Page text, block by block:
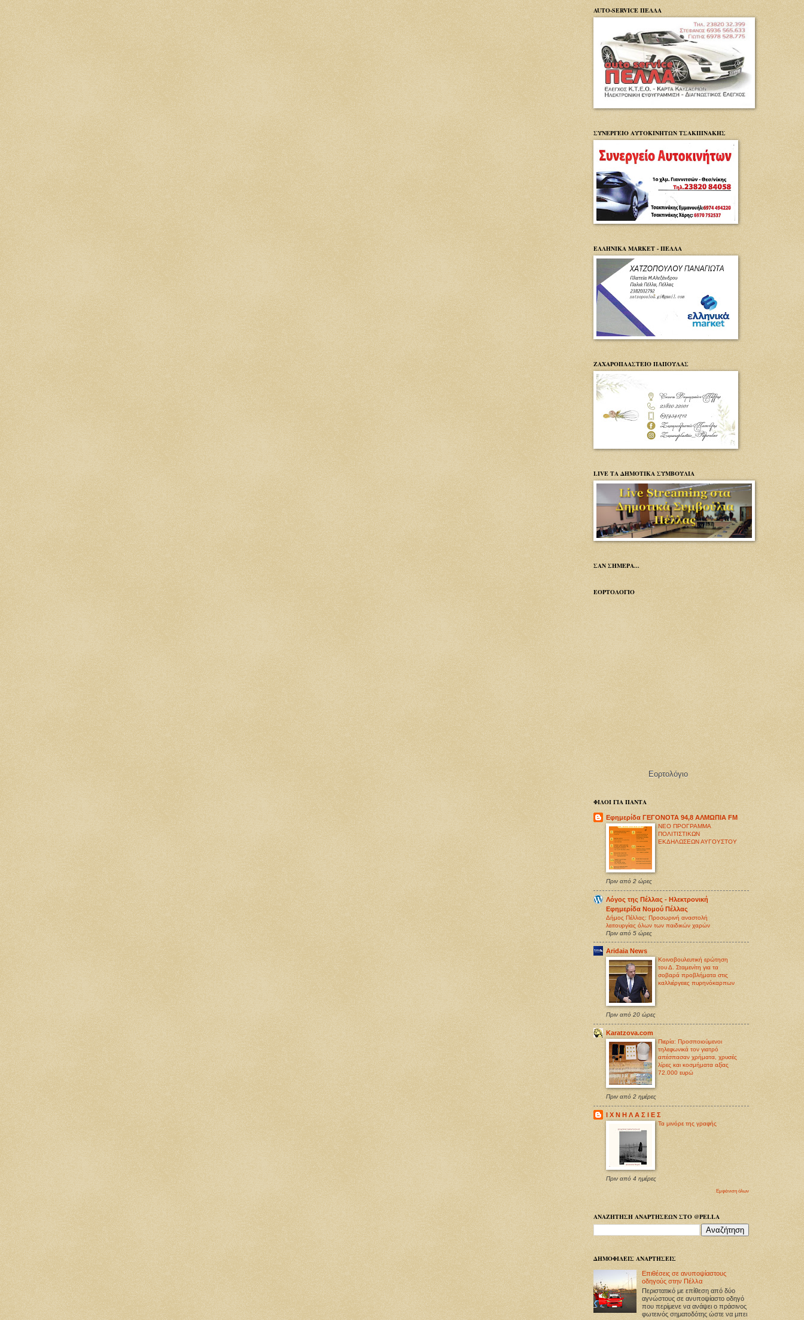
AUTO-SERVICE ΠΕΛΛΑ
ΣΥΝΕΡΓΕΙΟ ΑΥΤΟΚΙΝΗΤΩΝ ΤΣΑΚΠΙΝΑΚΗΣ
ΕΛΛΗΝΙΚΑ MARKET - ΠΕΛΛΑ
ΖΑΧΑΡΟΠΛΑΣΤΕΙΟ ΠΑΠΟΥΛΑΣ
LIVE ΤΑ ΔΗΜΟΤΙΚΑ ΣΥΜΒΟΥΛΙΑ
ΣΑΝ ΣΗΜΕΡΑ...
ΕΟΡΤΟΛΟΓΙΟ
Εορτολόγιο
ΦΙΛΟΙ ΓΙΑ ΠΑΝΤΑ
Εφημερίδα ΓΕΓΟΝΟΤΑ 94,8 ΑΛΜΩΠΙΑ FM
ΝΕΟ ΠΡΟΓΡΑΜΜΑ
ΠΟΛΙΤΙΣΤΙΚΩΝ
ΕΚΔΗΛΩΣΕΩΝ ΑΥΓΟΥΣΤΟΥ
Πριν από 2 ώρες
Λόγος της Πέλλας - Ηλεκτρονική
Εφημερίδα Νομού Πέλλας
Δήμος Πέλλας: Προσωρινή αναστολή
λειτουργίας όλων των παιδικών χαρών
Πριν από 5 ώρες
Aridaia News
Κοινοβουλευτική ερώτηση
του Δ. Σταμενίτη για τα
σοβαρά προβλήματα στις
καλλιέργειες πυρηνόκαρπων
Πριν από 20 ώρες
Karatzova.com
Πιερία: Προσποιούμενοι
τηλεφωνικά τον γιατρό
απέσπασαν χρήματα, χρυσές
λίρες και κοσμήματα αξίας
72.000 ευρώ
Πριν από 2 ημέρες
Ι Χ Ν Η Λ Α Σ Ι Ε Σ
Τα μινόρε της γραφής
Πριν από 4 ημέρες
Εμφάνιση όλων
ΑΝΑΖΗΤΗΣΗ ΑΝΑΡΤΗΣΕΩΝ ΣΤΟ @PELLA
ΔΗΜΟΦΙΛΕΙΣ ΑΝΑΡΤΗΣΕΙΣ
Επιθέσεις σε ανυποψίαστους
οδηγούς στην Πέλλα
Περιστατικό με επίθεση από δύο
αγνώστους σε ανυποψίαστο οδηγό
που περίμενε να ανάψει ο πράσινος
φωτεινός σηματοδότης ώστε να μπει